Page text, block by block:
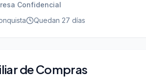
Confidencial
Quedan 27 días
de Compras